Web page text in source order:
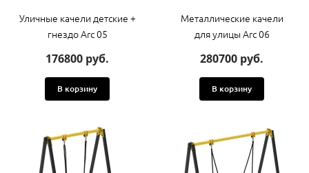
Уличные качели детские +
гнездо Arc 05
176800 руб.
В корзину
Металлические качели
для улицы Arc 06
280700 руб.
В корзину